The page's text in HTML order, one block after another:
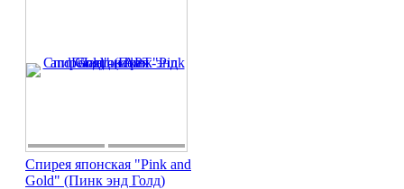
Спирея японская "Pink and
Gold" (Пинк энд Голд)